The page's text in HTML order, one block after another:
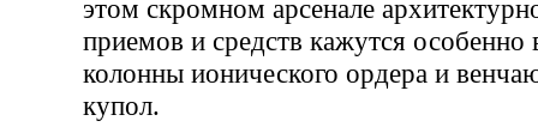
этом скромном арсенале
приемов и средств кажутся особенно
колонны ионического ордера и
купол.